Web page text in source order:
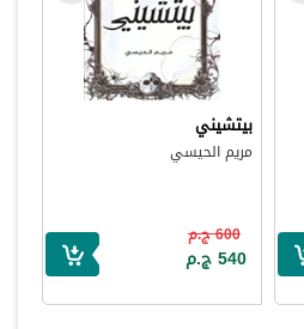
بيتشيني
مريم الحيسي
600 ج.م
540 ج.م